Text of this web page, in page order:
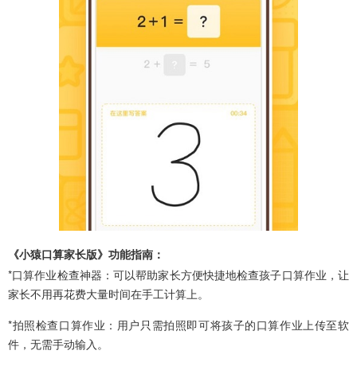
《小猿口算家长版》功能指南：
*口算作业检查神器：可以帮助家长方便快捷地检查孩子口算作业，让
家长不用再花费大量时间在手工计算上。
*拍照检查口算作业：用户只需拍照即可将孩子的口算作业上传至软
件，无需手动输入。